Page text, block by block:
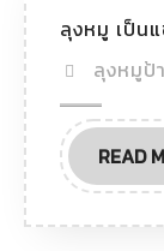
ลุงหมู เป็น
ลุงหมูป้
READ